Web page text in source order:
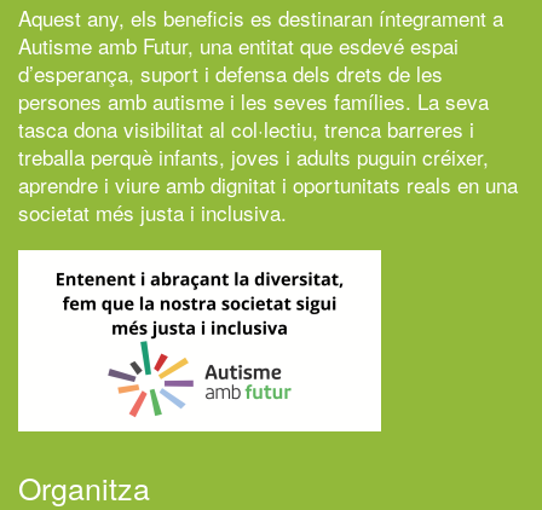
Aquest any, els beneficis es destinaran íntegrament a
Autisme amb Futur, una entitat que esdevé espai
d’esperança, suport i defensa dels drets de les
persones amb autisme i les seves famílies. La seva
tasca dona visibilitat al col·lectiu, trenca barreres i
treballa perquè infants, joves i adults puguin créixer,
aprendre i viure amb dignitat i oportunitats reals en una
societat més justa i inclusiva.
Organitza